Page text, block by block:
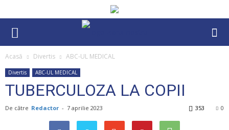
Acasă Divertis ABC-UL MEDICAL
Divertis ABC-UL MEDICAL
TUBERCULOZA LA COPII
De către Redactor - 7 aprilie 2023 0
353